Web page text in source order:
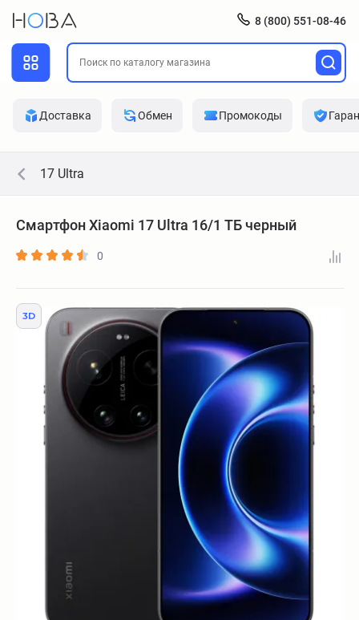
8 (800) 551-08-46
Доставка Обмен Промокоды
17 Ultra
Смартфон Xiaomi 17 Ultra 16/1 ТБ черный
0